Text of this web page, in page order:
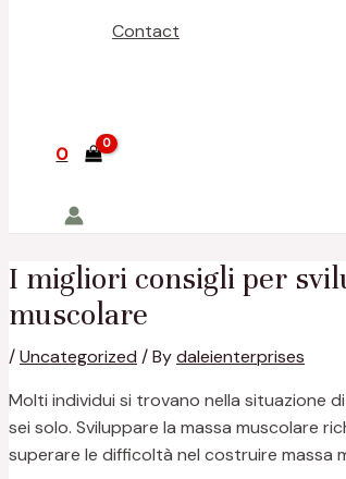
Contact
0
I migliori consigli per
muscolare
/Uncategorized / Bydaleienterprises
Molti individui si trovano nella situazione
sei solo. Sviluppare la massa muscolare
superare le difficoltà nel costruire massa